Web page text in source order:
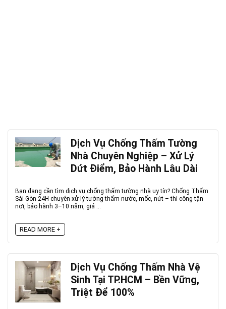
Dịch Vụ Chống Thấm Tường
Nhà Chuyên Nghiệp – Xử Lý
Dứt Điểm, Bảo Hành Lâu Dài
Bạn đang cần tìm dịch vụ chống thấm tường nhà uy tín? Chống Thấm
Sài Gòn 24H chuyên xử lý tường thấm nước, mốc, nứt – thi công tận
nơi, bảo hành 3–10 năm, giá ...
READ MORE +
Dịch Vụ Chống Thấm Nhà Vệ
Sinh Tại TP.HCM – Bền Vững,
Triệt Để 100%